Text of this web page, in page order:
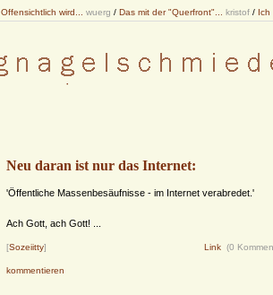
Offensichtlich wird... wuerg / Das mit der "Querfront"... kristof / Ich
Neu daran ist nur das Internet:
'Öffentliche Massenbesäufnisse - im Internet verabredet.'
Ach Gott, ach Gott! ...
[Sozeiitty] Link (0
kommentieren